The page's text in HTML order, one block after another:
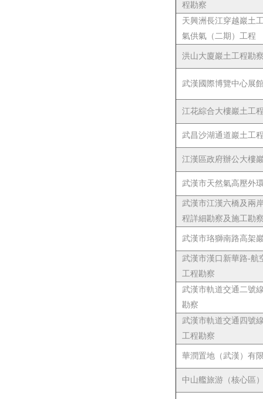
程勘察
天興洲長江穿越巖土
氣供氣（二期）工程
洪山大廈巖土工程勘
武漢國際博覽中心展
江花綜合大樓巖土工
武昌沙湖通道巖土工
江漢區政府辦公大樓
武漢市天然氣高壓外
武漢市江漢六橋及兩
程詳細勘察及施工勘
武漢市珞獅南路高架
武漢市漢口新華路-航
工程勘察
武漢市軌道交通二號
勘察
武漢市軌道交通四號
工程勘察
華潤置地（武漢）有
中山艦旅游（核心區